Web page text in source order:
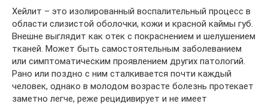
Хейлит – это изолированный воспалительный процесс в
области слизистой оболочки, кожи и красной каймы губ.
Внешне выглядит как отек с покраснением и шелушением
тканей. Может быть самостоятельным заболеванием
или симптоматическим проявлением других патологий.
Рано или поздно с ним сталкивается почти каждый
человек, однако в молодом возрасте болезнь протекает
заметно легче, реже рецидивирует и не имеет